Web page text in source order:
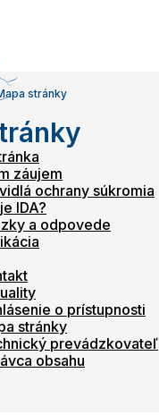
stránky
záujem
ochrany súkromia
IDA?
a odpovede
o prístupnosti
stránky
prevádzkovateľ
obsahu